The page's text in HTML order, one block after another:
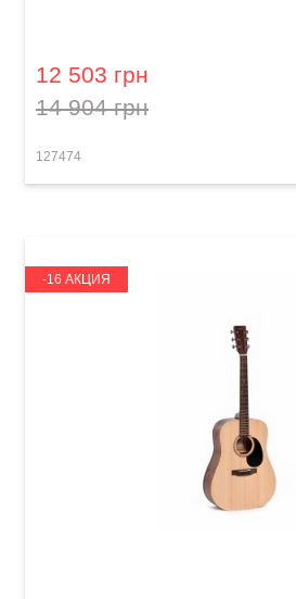
12 503 грн
14 904 грн
127474
-16 АКЦИЯ